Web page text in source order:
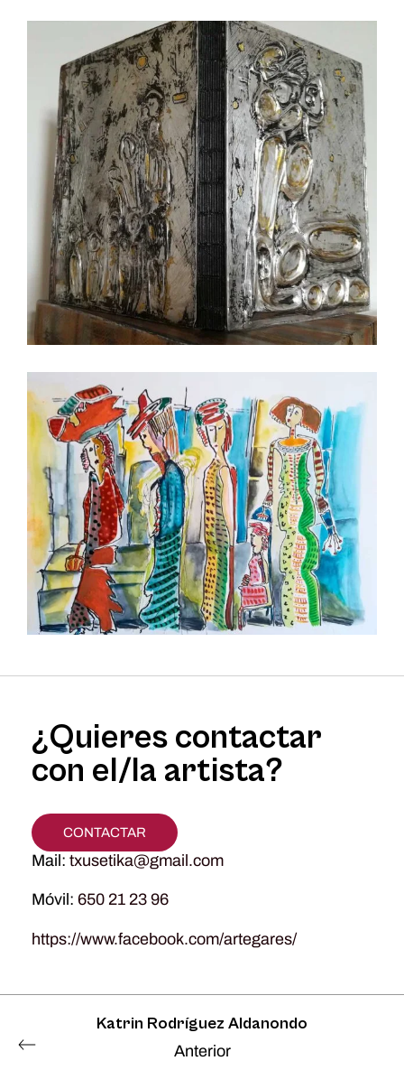
¿Quieres contactar
con el/la artista?
CONTACTAR
Mail: txusetika@gmail.com
Móvil: 650 21 23 96
https://www.facebook.com/artegares/
Katrin Rodríguez Aldanondo
Anterior